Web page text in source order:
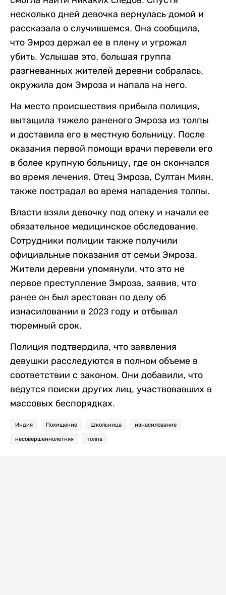
несколько дней девочка вернулась домой и
рассказала о случившемся. Она сообщила,
что Эмроз держал ее в плену и угрожал
убить. Услышав это, большая группа
разгневанных жителей деревни собралась,
окружила дом Эмроза и напала на него.
На место происшествия прибыла полиция,
вытащила тяжело раненого Эмроза из толпы
и доставила его в местную больницу. После
оказания первой помощи врачи перевели его
в более крупную больницу, где он скончался
во время лечения. Отец Эмроза, Султан Миян,
также пострадал во время нападения толпы.
Власти взяли девочку под опеку и начали ее
обязательное медицинское обследование.
Сотрудники полиции также получили
официальные показания от семьи Эмроза.
Жители деревни упомянули, что это не
первое преступление Эмроза, заявив, что
ранее он был арестован по делу об
изнасиловании в 2023 году и отбывал
тюремный срок.
Полиция подтвердила, что заявления
девушки расследуются в полном объеме в
соответствии с законом. Они добавили, что
ведутся поиски других лиц, участвовавших в
массовых беспорядках.
Индия Похищение Школьница изнасилование
несовершеннолетняя толпа